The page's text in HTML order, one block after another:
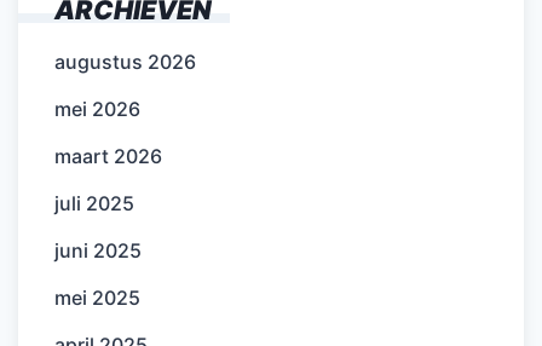
ARCHIEVEN
augustus 2026
mei 2026
maart 2026
juli 2025
juni 2025
mei 2025